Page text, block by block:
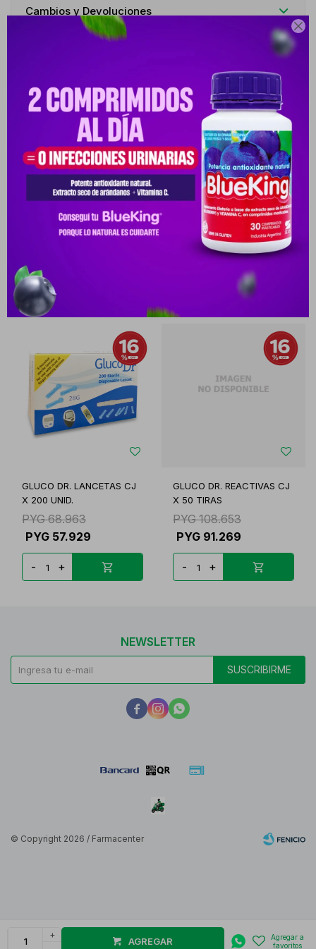

+
AGREGAR
Cambios y Devoluciones
Descripción
INDICACIONES EL SISTEMA DE MONITOREO DE GLUCOSA EN
SANGRE AGM-4000 ES UN DISPOSITIVO PARA LA DETECCIÓN DE
GLUCOSA EN SANGRE FÁCI
Productos que te pueden interesar
GLUCO DR. LANCETAS CJ
X 200 UNID.
PYG 68.963
PYG 57.929
- +
GLUCO DR. REACTIVAS CJ
X 50 TIRAS
PYG 108.653
PYG 91.269
- +
NEWSLETTER
SUSCRIBIRME
  
© Copyright 2026 / Farmacenter
Fenicio